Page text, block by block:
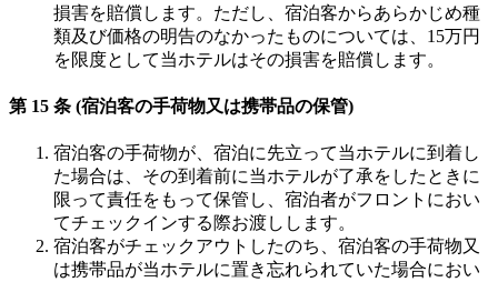
損害を賠償します。ただし、宿泊客からあらかじめ種
類及び価格の明告のなかったものについては、15万円
を限度として当ホテルはその損害を賠償します。
第 15 条 (宿泊客の手荷物又は携帯品の保管)
宿泊客の手荷物が、宿泊に先立って当ホテルに到着し
た場合は、その到着前に当ホテルが了承をしたときに
限って責任をもって保管し、宿泊者がフロントにおい
てチェックインする際お渡しします。
宿泊客がチェックアウトしたのち、宿泊客の手荷物又
は携帯品が当ホテルに置き忘れられていた場合におい